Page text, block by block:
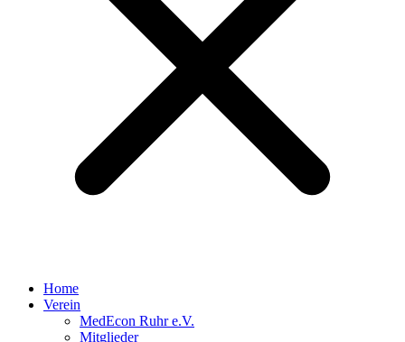
Home
Verein
MedEcon Ruhr e.V.
Mitglieder